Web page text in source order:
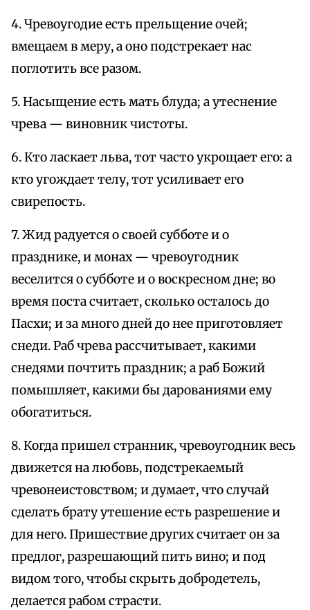
4. Чревоугодие есть прельщение очей;
вмещаем в меру, а оно подстрекает нас
поглотить все разом.
5. Насыщение есть мать блуда; а утеснение
чрева — виновник чистоты.
6. Кто ласкает льва, тот часто укрощает его: а
кто угождает телу, тот усиливает его
свирепость.
7. Жид радуется о своей субботе и о
празднике, и монах — чревоугодник
веселится о субботе и о воскресном дне; во
время поста считает, сколько осталось до
Пасхи; и за много дней до нее приготовляет
снеди. Раб чрева рассчитывает, какими
снедями почтить праздник; а раб Божий
помышляет, какими бы дарованиями ему
обогатиться.
8. Когда пришел странник, чревоугодник весь
движется на любовь, подстрекаемый
чревонеистовством; и думает, что случай
сделать брату утешение есть разрешение и
для него. Пришествие других считает он за
предлог, разрешающий пить вино; и под
видом того, чтобы скрыть добродетель,
делается рабом страсти.